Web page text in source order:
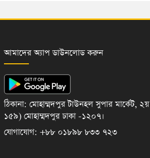
আমাদের অ্যাপ ডাউনলোড করুন
ঠিকানা: মোহাম্মদপুর টাউনহল সুপার মার্কেট,
১৫৯) মোহাম্মদপুর ঢাকা -১২০৭।
যোগাযোগ: +৮৮ ০১৮৯৮ ৮৩৩ ৭২৩